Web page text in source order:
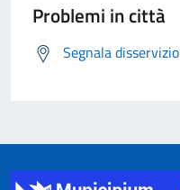
Problemi in città
Segnala disservizio